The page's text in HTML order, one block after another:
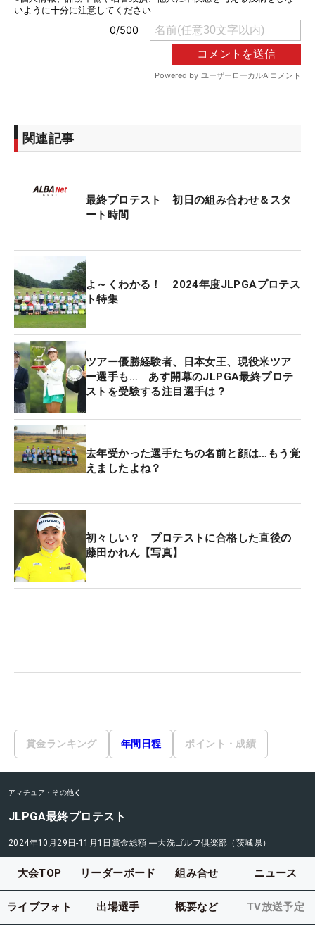
関連記事
最終プロテスト 初日の組み合わせ＆スタ
ート時間
よ～くわかる！ 2024年度JLPGAプロテス
ト特集
ツアー優勝経験者、日本女王、現役米ツア
ー選手も… あす開幕のJLPGA最終プロテ
ストを受験する注目選手は？
去年受かった選手たちの名前と顔は…もう覚
えましたよね？
初々しい？ プロテストに合格した直後の
藤田かれん【写真】
賞金ランキング 年間日程 ポイント・成績
アマチュア・その他
JLPGA最終プロテスト
2024年10月29日-11月1日 賞金総額 ―大洗ゴルフ倶楽部（茨城県）
大会TOP リーダーボード 組み合せ ニュース
ライブフォト 出場選手 概要など TV放送予定